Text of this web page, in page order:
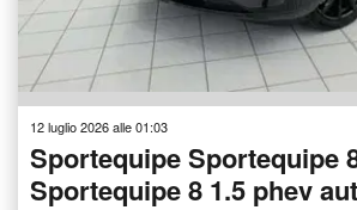
12 luglio 2026 alle 01:03
Sportequipe Sportequipe
Sportequipe 8 1.5 phev